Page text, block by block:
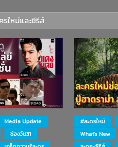
รใหม่และซีรีส์
Media Update
ช่องวัน31
#ละครใหม่
What's New